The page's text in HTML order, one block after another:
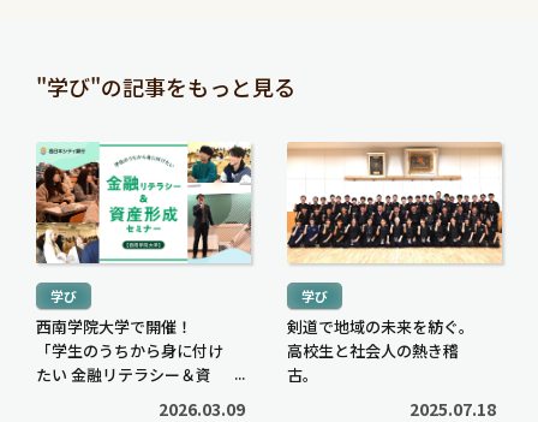
投資信託と株の違いは？仕
組みやリスク、利益などを
2026.05.28
退職金は定期預金で運用す
べき？メリット・デメリッ
2026.05.21
続
き
を
読
む
> 子育てに役立つ
高校生でも口座開設でき
続
き
を
読
む
>住まいに役立つ
住宅ローン中に転職しても
"学び"の記事をもっと見る
続
き
を
読
む
> 学び
西南学院大学で開催！
「学生のうちから身に付け
たい 金融リテラシー＆資
産形成セミナー」に密着
2026.03.09
続
を
読
む
> 学び
剣道で地域の未来を紡ぐ。
高校生と社会人の熱き稽
古。
2025.07.18